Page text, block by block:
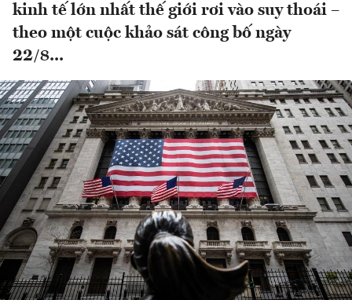
kinh tế lớn nhất thế giới rơi vào suy thoái –
theo một cuộc khảo sát công bố ngày
22/8...